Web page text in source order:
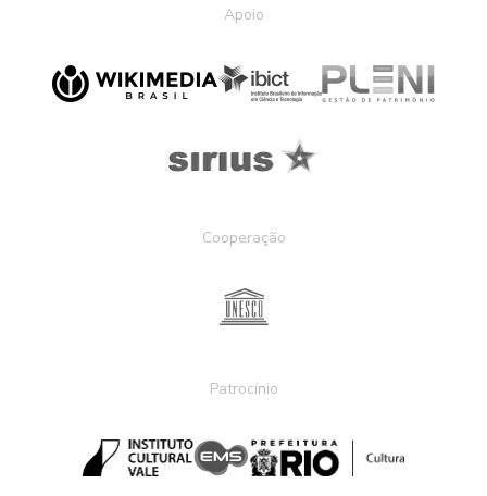
Apoio
Cooperação
Patrocínio